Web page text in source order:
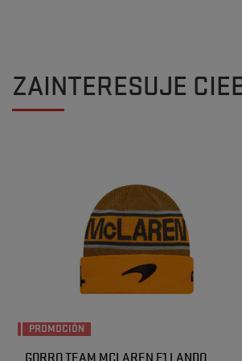
ZAINTERESUJE
PROMOCIÓN
GORRO TEAM MCLAREN F1 LANDO